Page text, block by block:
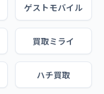
ゲストモバイル
買取ミライ
ハチ買取